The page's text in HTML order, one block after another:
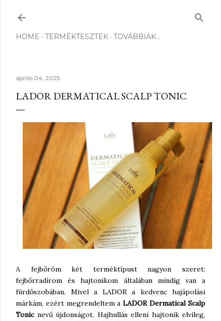
HOME TERMÉKTESZTEK TOVÁBBIAK…
április 04, 2025
LADOR DERMATICAL SCALP TONIC
A fejbőröm két terméktípust nagyon szeret:
fejbőrradírom és hajtonikom általában mindig van a
fürdőszobában. Mivel a LADOR a kedvenc hajápolási
márkám, ezért megrendeltem aLADOR Dermatical Scalp
Tonicnevű újdonságot. Hajhullás elleni hajtonik elvileg,